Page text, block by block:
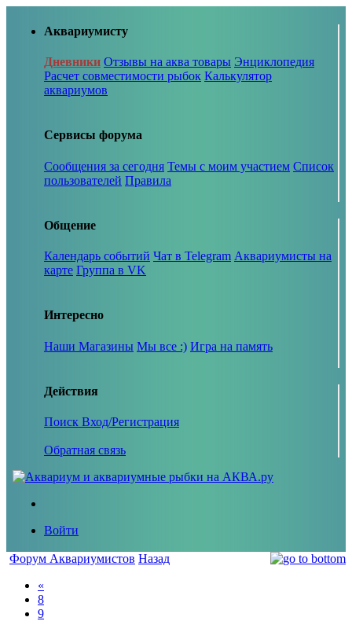
Аквариумисту
Дневники Отзывы на аква товары Энциклопедия
Расчет совместимости рыбок Калькулятор
аквариумов
Сервисы форума
Сообщения за сегодня Темы с моим участием Список
пользователей Правила
Общение
Календарь событий Чат в Telegram Аквариумисты на
карте Группа в VK
Интересно
Наши Магазины Мы все :) Игра на память
Действия
Поиск Вход/Регистрация
Обратная связь
Войти
Форум Аквариумистов Назад
«
8
9